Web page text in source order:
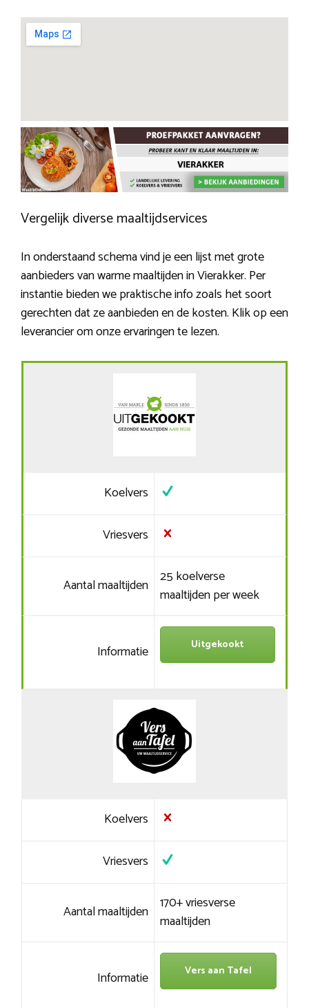
Vergelijk diverse maaltijdservices
In onderstaand schema vind je een lijst met grote
aanbieders van warme maaltijden in Vierakker. Per
instantie bieden we praktische info zoals het soort
gerechten dat ze aanbieden en de kosten. Klik op een
leverancier om onze ervaringen te lezen.
Koelvers
Vriesvers
Aantal maaltijden 25 koelverse
maaltijden per week
Informatie Uitgekookt
Koelvers
Vriesvers
Aantal maaltijden 170+ vriesverse
maaltijden
Informatie Vers aan Tafel